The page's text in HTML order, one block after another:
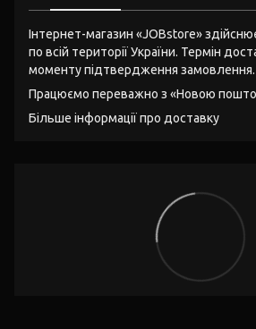
Інтернет-магазин «JOBstore»
по всій території України. Термін
моменту підтвердження замовлення.
Працюємо переважно з «Новою
Більше інформації про доставку